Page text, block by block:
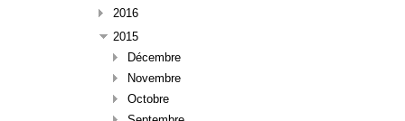
2016
2015
Décembre
Novembre
Octobre